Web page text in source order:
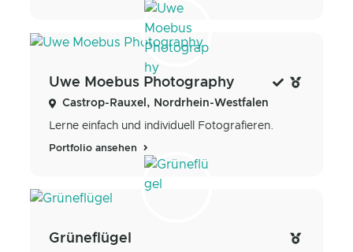
Uwe Moebus Photography
Castrop-Rauxel, Nordrhein-Westfalen
Lerne einfach und individuell Fotografieren.
Portfolio ansehen
Grüneflügel